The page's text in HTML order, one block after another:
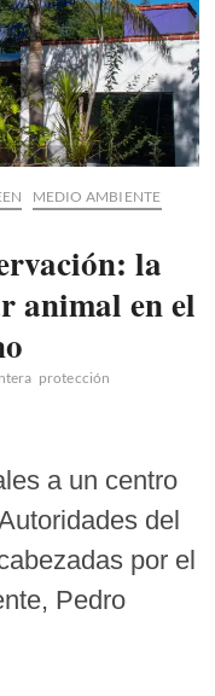
MEDIO AMBIENTE
la
animal en el
protección
a un centro
del
por el
Pedro